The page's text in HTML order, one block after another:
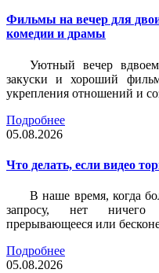
Фильмы на вечер для
комедии и драмы
Уютный вечер
закуски и хороший
укрепления отношений и
Подробнее
05.08.2026
Что делать, если видео
В наше время, когда
запросу, нет ничего
прерывающееся или
Подробнее
05.08.2026